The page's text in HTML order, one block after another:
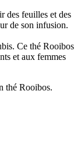
des feuilles et des
de son infusion.
Ce thé Rooibos
et aux femmes
thé Rooibos.